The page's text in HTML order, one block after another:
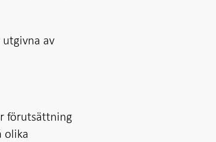
av
förutsättning
olika